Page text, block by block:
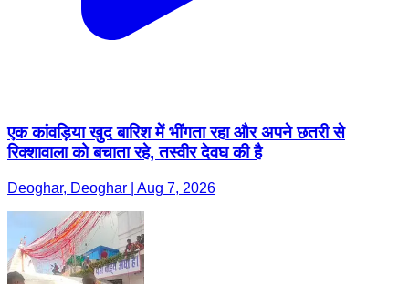
एक कांवड़िया खुद बारिश में भींगता रहा और अपने छतरी से
रिक्शावाला को बचाता रहे, तस्वीर देवघ की है
Deoghar, Deoghar | Aug 7, 2026